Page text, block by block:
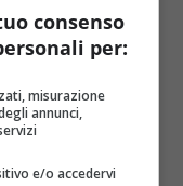
una settimana
: sono previste
il territorio
la tiroide
‘timone’ per il
forza
ciascuna fascia
consenso
per:
misurazione
annunci,
e/o accedervi